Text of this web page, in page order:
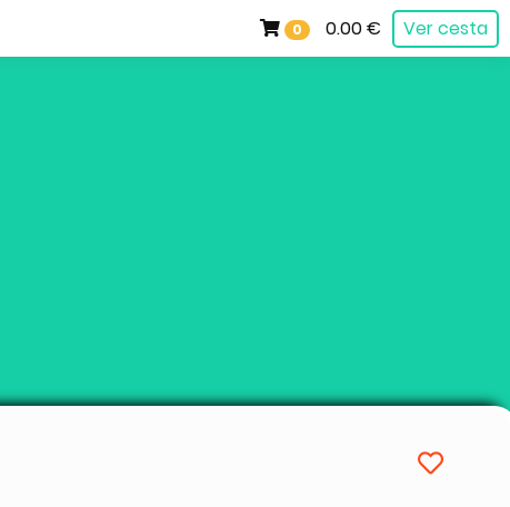
0 0.00 € Ver cesta